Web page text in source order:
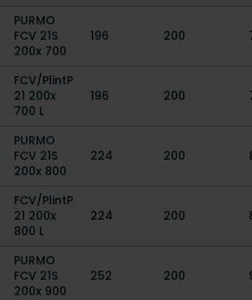
PURMO
FCV 21S
200x 700
196 200
FCV/PlintP
21 200x
700 L
196 200
PURMO
FCV 21S
200x 800
224 200
FCV/PlintP
21 200x
800 L
224 200
PURMO
FCV 21S
200x 900
252 200